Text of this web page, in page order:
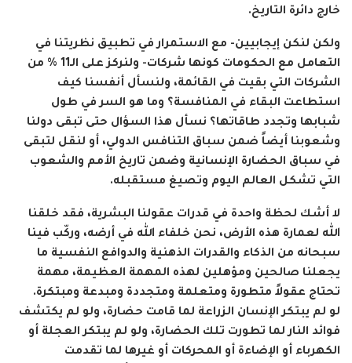
خارج دائرة التاريخ.
ولكن لنكن إيجابيين- مع الاستمرار في تطبيق نظريتنا في
التعامل مع الحكومات كونها شركات- ولنركز على الـ11 % من
الشركات التي بقيت في القائمة، ولنسأل أنفسنا كيف
استطاعت البقاء في المنافسة؟ وما هو السر في طول
شبابها وتجدد طاقاتها؟ نسأل هذا السؤال حتى تبقى دولنا
وشعوبنا أيضاً ضمن سباق التنافس الدولي، أو لنقل لتبقى
في سباق الحضارة الإنسانية وضمن تاريخ الأمم والشعوب
التي تشكل العالم اليوم وتصيغ مستقبله.
لا أشك لحظة واحدة في قدرات عقولنا البشرية، فقد خلقنا
الله لعمارة هذه الأرض، نحن خلفاء الله في أرضه، وركّب فينا
سبحانه من الذكاء والقدرات الذهنية والدوافع النفسية ما
يجعلنا صالحين ومؤهلين لهذه المهمة العظيمة، مهمة
تحتاج عقولاً متطورة ومتعلمة ومتجددة ومبدعة ومبتكرة.
لو لم يبتكر الإنسان الزراعة لما قامت حضارة، ولو لم يكتشف
فوائد النار لما تطورت تلك الحضارة، ولو لم يبتكر العجلة أو
الكهرباء أو الإضاءة أو المحركات أو غيرها لما تقدمت